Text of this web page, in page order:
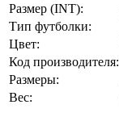
Размер (INT):
Тип футболки:
Цвет:
Код производителя:
Размеры:
Вес: